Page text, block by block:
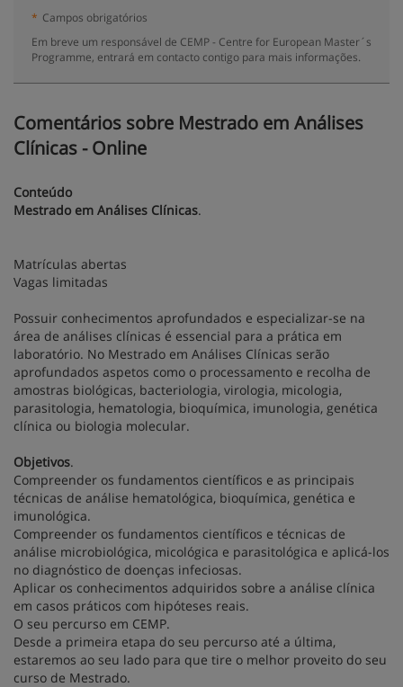
* Campos obrigatórios
Em breve um responsável de CEMP - Centre for European Master´s
Programme, entrará em contacto contigo para mais informações.
Comentários sobre Mestrado em Análises
Clínicas - Online
Conteúdo
Mestrado em Análises Clínicas.
Matrículas abertas
Vagas limitadas
Possuir conhecimentos aprofundados e especializar-se na
área de análises clínicas é essencial para a prática em
laboratório. No Mestrado em Análises Clínicas serão
aprofundados aspetos como o processamento e recolha de
amostras biológicas, bacteriologia, virologia, micologia,
parasitologia, hematologia, bioquímica, imunologia, genética
clínica ou biologia molecular.
Objetivos.
Compreender os fundamentos científicos e as principais
técnicas de análise hematológica, bioquímica, genética e
imunológica.
Compreender os fundamentos científicos e técnicas de
análise microbiológica, micológica e parasitológica e aplicá-los
no diagnóstico de doenças infeciosas.
Aplicar os conhecimentos adquiridos sobre a análise clínica
em casos práticos com hipóteses reais.
O seu percurso em CEMP.
Desde a primeira etapa do seu percurso até a última,
estaremos ao seu lado para que tire o melhor proveito do seu
curso de Mestrado.